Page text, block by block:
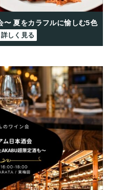
〜 夏をカラフルに愉しむ5色
詳しく見る